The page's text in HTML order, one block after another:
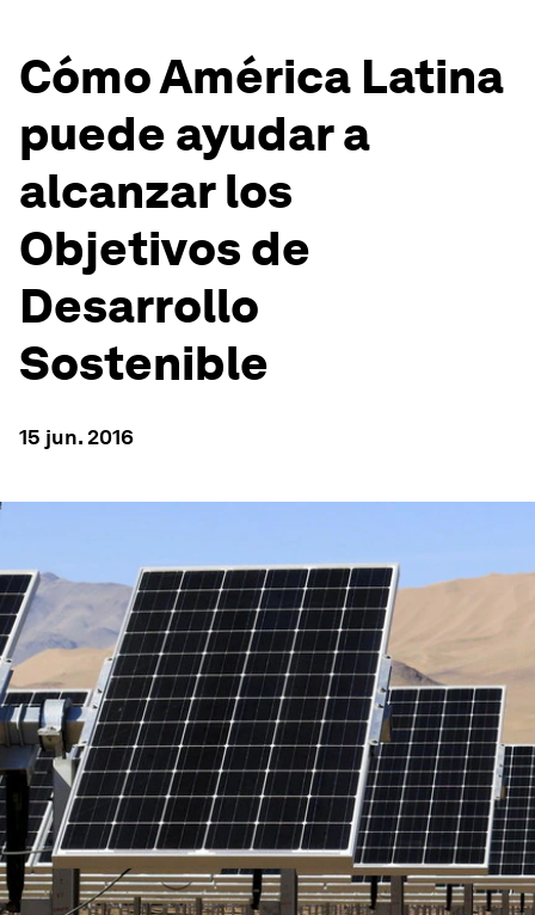
Cómo América Latina
puede ayudar a
alcanzar los
Objetivos de
Desarrollo
Sostenible
15 jun. 2016